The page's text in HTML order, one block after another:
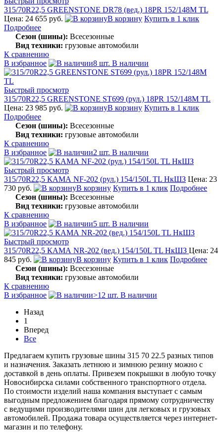
315/70R22,5 GREENSTONE DR78 (вед.) 18PR 152/148M TL
Цена: 24 655 руб.
В корзину Купить в 1 клик
Подробнее
Сезон (шины): Всесезонные
Вид техники: грузовые автомобили
К сравнению
В избранное
8 шт. В наличии
Быстрый просмотр
315/70R22,5 GREENSTONE ST699 (рул.) 18PR 152/148M TL
Цена: 23 985 руб.
В корзину Купить в 1 клик
Подробнее
Сезон (шины): Всесезонные
Вид техники: грузовые автомобили
К сравнению
В избранное
2 шт. В наличии
Быстрый просмотр
315/70R22,5 КАМА NF-202 (рул.) 154/150L TL НкШЗ Цена: 23
730 руб.
В корзину Купить в 1 клик Подробнее
Сезон (шины): Всесезонные
Вид техники: грузовые автомобили
К сравнению
В избранное
5 шт. В наличии
Быстрый просмотр
315/70R22,5 КАМА NR-202 (вед.) 154/150L TL НкШЗ Цена: 24
845 руб.
В корзину Купить в 1 клик Подробнее
Сезон (шины): Всесезонные
Вид техники: грузовые автомобили
К сравнению
В избранное
>12 шт. В наличии
Назад
1
Вперед
Все
Предлагаем купить грузовые шины 315 70 22.5 разных типов
и назначения. Заказать летнюю и зимнюю резину можно с
доставкой в день оплаты. Привезем покрышки в любую точку
Новосибирска силами собственного транспортного отдела.
По стоимости изделий наша компания выступает с самым
выгодным предложением благодаря прямому сотрудничеству
с ведущими производителями шин для легковых и грузовых
автомобилей. Продажа товара осуществляется через интернет-
магазин и по телефону.